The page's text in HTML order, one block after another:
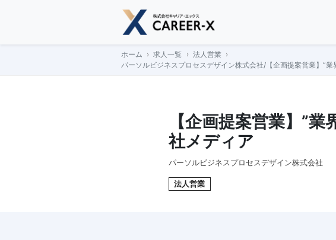
ホーム 求人一覧
法人営業
パーソルビジネスプロセスデザイン株式会社/【企画提案営業】”
【企画提案営業】”
社メディア
パーソルビジネスプロセスデザイン株式会社
法人営業